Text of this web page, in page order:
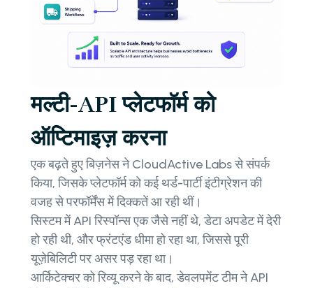
मल्टी-API प्लेटफॉर्म को
ऑप्टिमाइज़ करना
एक बढ़ते हुए बिज़नेस ने CloudActive Labs से संपर्क
किया, जिसके प्लेटफॉर्म को कई थर्ड-पार्टी इंटीग्रेशन की
वजह से परफॉर्मेंस में दिक्कतें आ रही थीं।
सिस्टम में API रिस्पॉन्स एक जैसे नहीं थे, डेटा अपडेट में देरी
हो रही थी, और फ्रंटएंड धीमा हो रहा था, जिससे पूरी
यूज़ेबिलिटी पर असर पड़ रहा था।
आर्किटेक्चर को रिव्यू करने के बाद, डेवलपमेंट टीम ने API